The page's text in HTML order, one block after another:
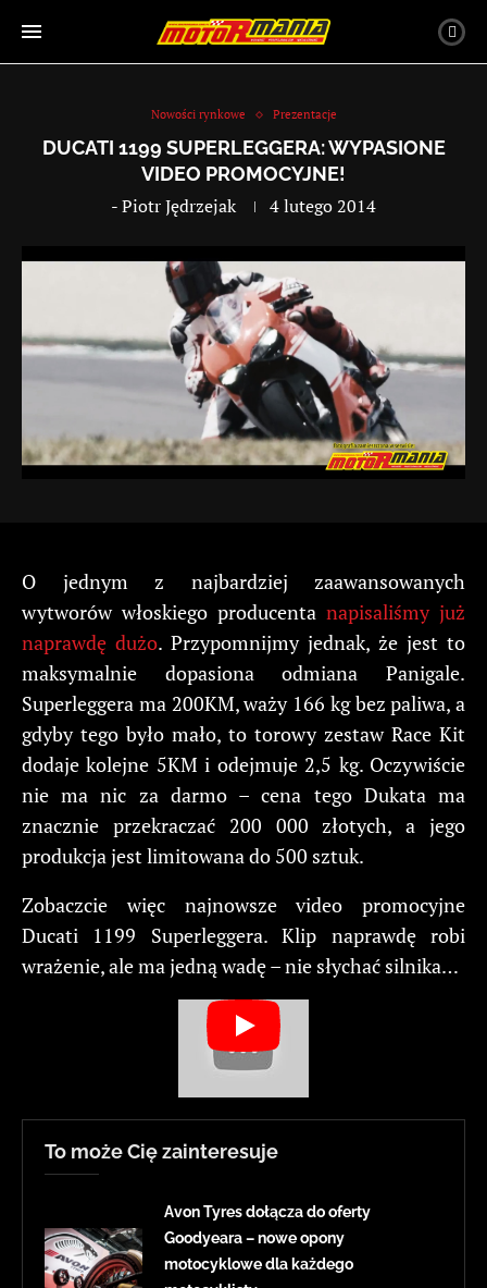
Nowości rynkowe Prezentacje
DUCATI 1199 SUPERLEGGERA: WYPASIONE
VIDEO PROMOCYJNE!
-Piotr Jędrzejak 4 lutego 2014
O jednym z najbardziej zaawansowanych
wytworów włoskiego producenta napisaliśmy już
naprawdę dużo. Przypomnijmy jednak, że jest to
maksymalnie dopasiona odmiana Panigale.
Superleggera ma 200KM, waży 166 kg bez paliwa, a
gdyby tego było mało, to torowy zestaw Race Kit
dodaje kolejne 5KM i odejmuje 2,5 kg. Oczywiście
nie ma nic za darmo – cena tego Dukata ma
znacznie przekraczać 200 000 złotych, a jego
produkcja jest limitowana do 500 sztuk.
Zobaczcie więc najnowsze video promocyjne
Ducati 1199 Superleggera. Klip naprawdę robi
wrażenie, ale ma jedną wadę – nie słychać silnika…
To może Cię zainteresuje
Avon Tyres dołącza do oferty
Goodyeara – nowe opony
motocyklowe dla każdego